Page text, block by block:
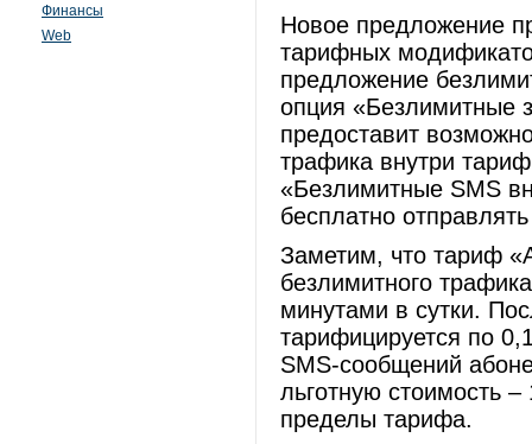
Финансы
Web
Новое предложение
тарифных
предложение
опция «Безлимитные
предоставит
трафика внутри
«Безлимитные SMS
бесплатно
Заметим, что тариф
безлимитного
минутами в сутки.
тарифицируется по
SMS-сообщений
льготную стоимость
пределы тарифа.